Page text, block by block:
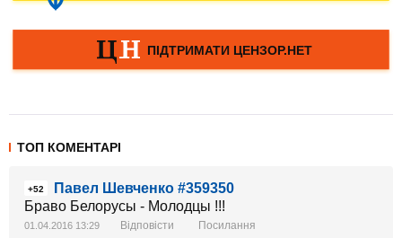
ТОП КОМЕНТАРІ
+52
Павел Шевченко #359350
Браво Белорусы - Молодцы !!!
01.04.2016 13:29 Відповісти Посилання